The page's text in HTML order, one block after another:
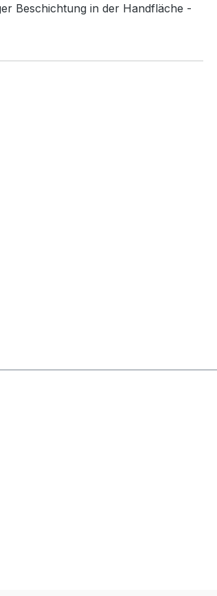
Beschichtung in der Handfläche -